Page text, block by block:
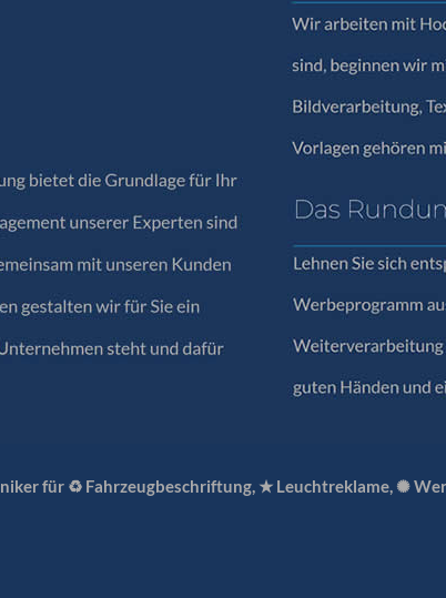
für ♻ Fahrzeugbeschriftung, ★ Leuchtreklame, ✺